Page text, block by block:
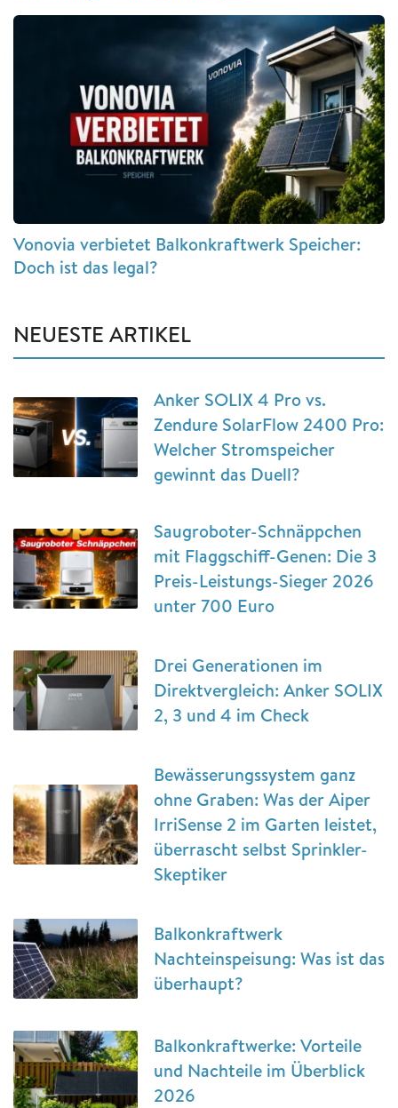
Vonovia verbietet Balkonkraftwerk Speicher:
Doch ist das legal?
NEUESTE ARTIKEL
Anker SOLIX 4 Pro vs.
Zendure SolarFlow 2400 Pro:
Welcher Stromspeicher
gewinnt das Duell?
Saugroboter-Schnäppchen
mit Flaggschiff-Genen: Die 3
Preis-Leistungs-Sieger 2026
unter 700 Euro
Drei Generationen im
Direktvergleich: Anker SOLIX
2, 3 und 4 im Check
Bewässerungssystem ganz
ohne Graben: Was der Aiper
IrriSense 2 im Garten leistet,
überrascht selbst Sprinkler-
Skeptiker
Balkonkraftwerk
Nachteinspeisung: Was ist das
überhaupt?
Balkonkraftwerke: Vorteile
und Nachteile im Überblick
2026